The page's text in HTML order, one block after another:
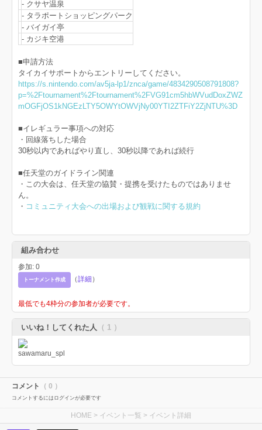
- クサヤ温泉
- タラポートショッピングパーク
- バイガイ亭
- カジキ空港
■申請方法
タイカイサポートからエントリーしてください。
https://s.nintendo.com/av5ja-lp1/znca/game/4834290508791808?
p=%2Ftournament%2Ftournament%2FVG91cm5hbWVudDoxZWZ
mOGFjOS1kNGEzLTY5OWYtOWVjNy00YTI2ZTFiY2ZjNTU%3D
■イレギュラー事項への対応
・回線落ちした場合
30秒以内であればやり直し、30秒以降であれば続行
■任天堂のガイドライン関連
・この大会は、任天堂の協賛・提携を受けたものではありませ
ん。
・ コミュニティ大会への出場および観戦に関する規約
組み合わせ
参加: 0
トーナメント作成 （詳細 ）
最低でも4枠分の参加者が必要です。
いいね！してくれた人 （ 1 ）
コメント （ 0 ）
コメントするにはログインが必要です
HOME > イベント一覧 > イベント詳細